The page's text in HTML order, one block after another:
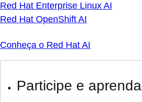
Red Hat Enterprise Linux AI
Red Hat OpenShift AI
Conheça o Red Hat AI
Participe e aprenda